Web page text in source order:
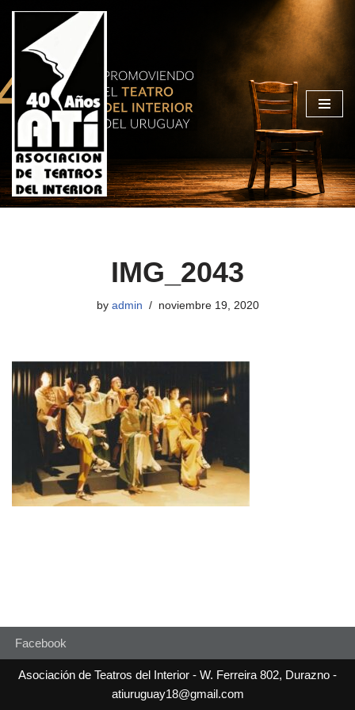
Skip
IMG_2043
by admin noviembre 19, 2020
Facebook
Asociación de Teatros del Interior - W. Ferreira 802, Durazno -
atiuruguay18@gmail.com